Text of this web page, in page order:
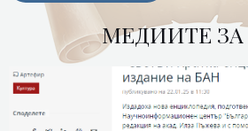
МЕДИИТЕ